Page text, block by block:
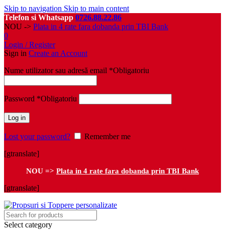
Skip to navigation Skip to main content
Telefon si Whatsapp 0726.88.22.86
NOU -> Plata in 4 rate fara dobanda prin TBI Bank
0
Login / Register
Sign in Create an Account
Nume utilizator sau adresă email *Obligatoriu
Password *Obligatoriu
Log in
Lost your password?
Remember me
[gtranslate]
NOU => Plata in 4 rate fara dobanda prin TBI Bank
[gtranslate]
Select category